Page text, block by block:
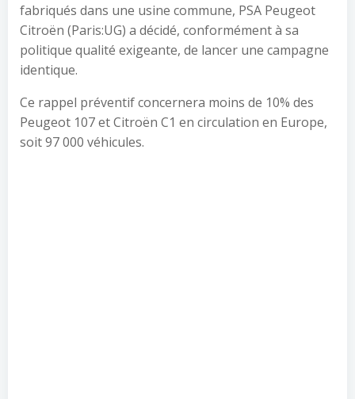
fabriqués dans une usine commune, PSA Peugeot
Citroën (Paris:UG) a décidé, conformément à sa
politique qualité exigeante, de lancer une campagne
identique.
Ce rappel préventif concernera moins de 10% des
Peugeot 107 et Citroën C1 en circulation en Europe,
soit 97 000 véhicules.